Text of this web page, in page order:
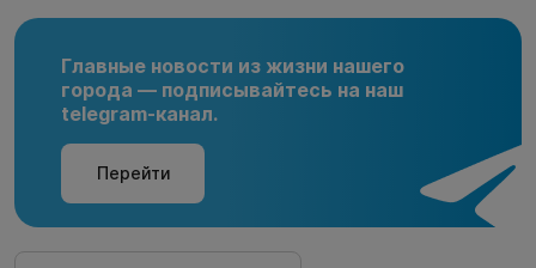
Главные новости из жизни нашего
города — подписывайтесь на наш
telegram-канал.
Перейти